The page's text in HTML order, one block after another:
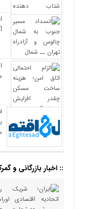
:: اخبار بازرگانی و